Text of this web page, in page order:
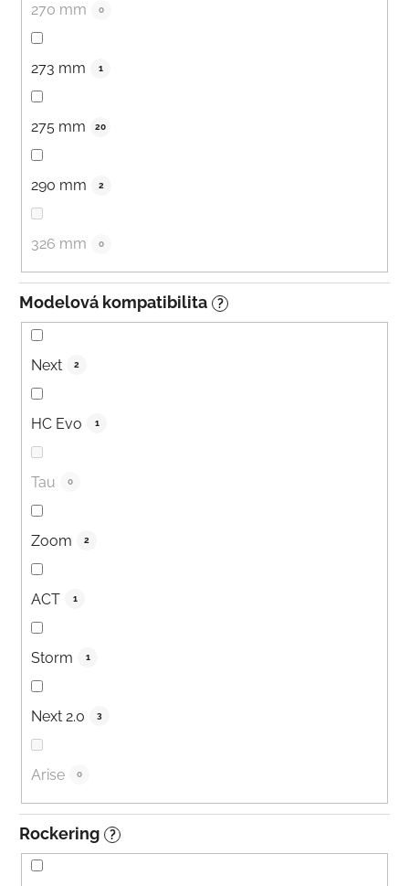
270 mm 0
273 mm 1
275 mm 20
290 mm 2
326 mm 0
Modelová kompatibilita ?
Next 2
HC Evo 1
Tau 0
Zoom 2
ACT 1
Storm 1
Next 2.0 3
Arise 0
Rockering ?